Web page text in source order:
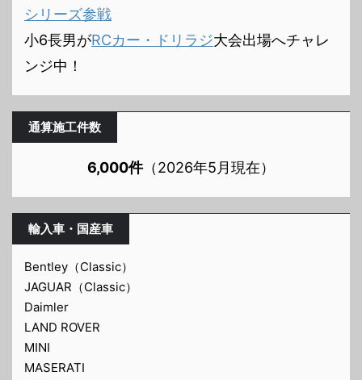
シリーズ参戦
小6長男がRCカー・ドリラジ大会出場へチャレ
ンジ中！
通算施工件数
6,000件（2026年5月現在）
輸入車・国産車
Bentley（Classic）
JAGUAR（Classic）
Daimler
LAND ROVER
MINI
MASERATI